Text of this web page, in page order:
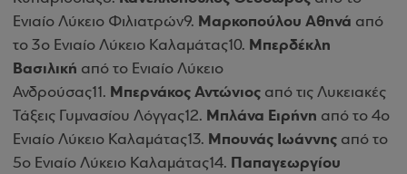
Ενιαίο Λύκειο Φιλιατρών9. Μαρκοπούλου Αθηνά από
το 3ο Ενιαίο Λύκειο Καλαμάτας10. Μπερδέκλη
Βασιλική από το Ενιαίο Λύκειο
Ανδρούσας11. Μπερνάκος Αντώνιος από τις Λυκειακές
Τάξεις Γυμνασίου Λόγγας12. Μπλάνα Ειρήνη από το 4ο
Ενιαίο Λύκειο Καλαμάτας13. Μπουνάς Ιωάννης από το
5ο Ενιαίο Λύκειο Καλαμάτας14. Παπαγεωργίου